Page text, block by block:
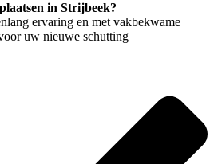
in Strijbeek?
ervaring en met vakbekwame
uw nieuwe schutting